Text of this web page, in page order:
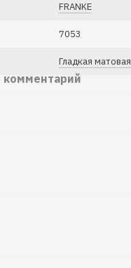
FRANKE
7053
Гладкая матовая